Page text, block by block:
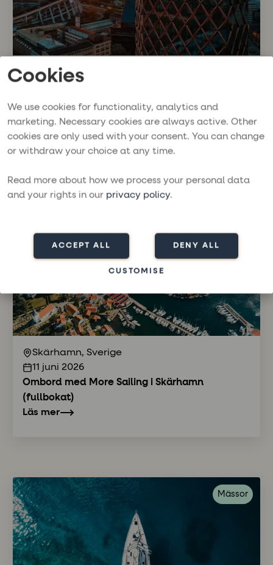
Cookies
We use cookies for functionality, analytics and
marketing. Necessary cookies are always active. Other
cookies are only used with your consent. You can change
or withdraw your choice at any time.
Read more about how we process your personal data
and your rights in our privacy policy.
ACCEPT ALL DENY ALL
CUSTOMISE
Göteborg, Sverige
Sail Expo Göteborg
Läs mer
Skärhamn, Sverige
11 juni 2026
Ombord med More Sailing i Skärhamn
(fullbokat)
Läs mer
Mässor